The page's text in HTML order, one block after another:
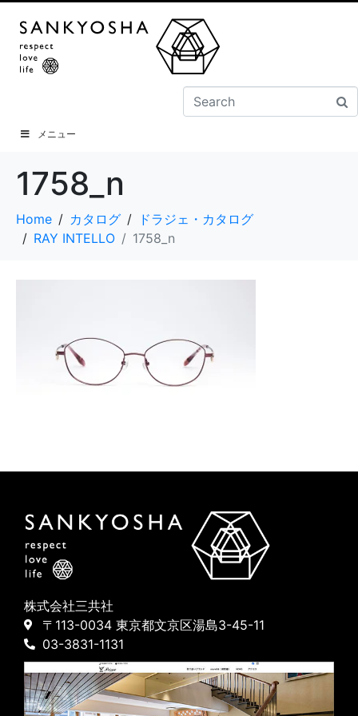
メニュー
1758_n
Home カタログ
ドラジェ・カタログ
RAY INTELLO
1758_n
株式会社三共社
〒113-0034 東京都文京区湯島3-45-11
03-3831-1131